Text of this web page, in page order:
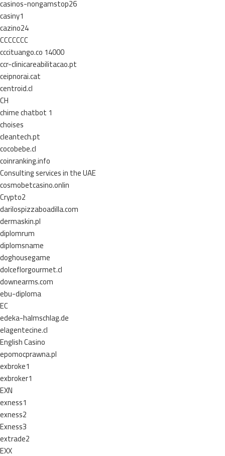
casinos-nongamstop26
casiny1
cazino24
CCCCCCC
cccituango.co 14000
ccr-clinicareabilitacao.pt
ceipnorai.cat
centroid.cl
CH
chime chatbot 1
choises
cleantech.pt
cocobebe.cl
coinranking.info
Consulting services in the UAE
cosmobetcasino.onlin
Crypto2
darilospizzaboadilla.com
dermaskin.pl
diplomrum
diplomsname
doghousegame
dolceflorgourmet.cl
downearms.com
ebu-diploma
EC
edeka-halmschlag.de
elagentecine.cl
English Casino
epomocprawna.pl
exbroke1
exbroker1
EXN
exness1
exness2
Exness3
extrade2
EXX